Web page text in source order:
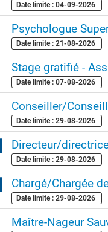
Date limite : 04-09-2026
Psychologue
Date limite : 21-08-2026
Stage gratifié -
Date limite : 07-08-2026
Conseiller/
Date limite : 29-08-2026
Directeur/
Date limite : 29-08-2026
Chargé/Chargée
Date limite : 29-08-2026
Maître-Nageur